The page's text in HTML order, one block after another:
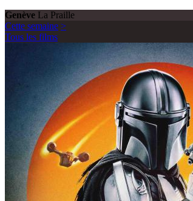
Genève La Praille
Cette semaine >
Tous les films